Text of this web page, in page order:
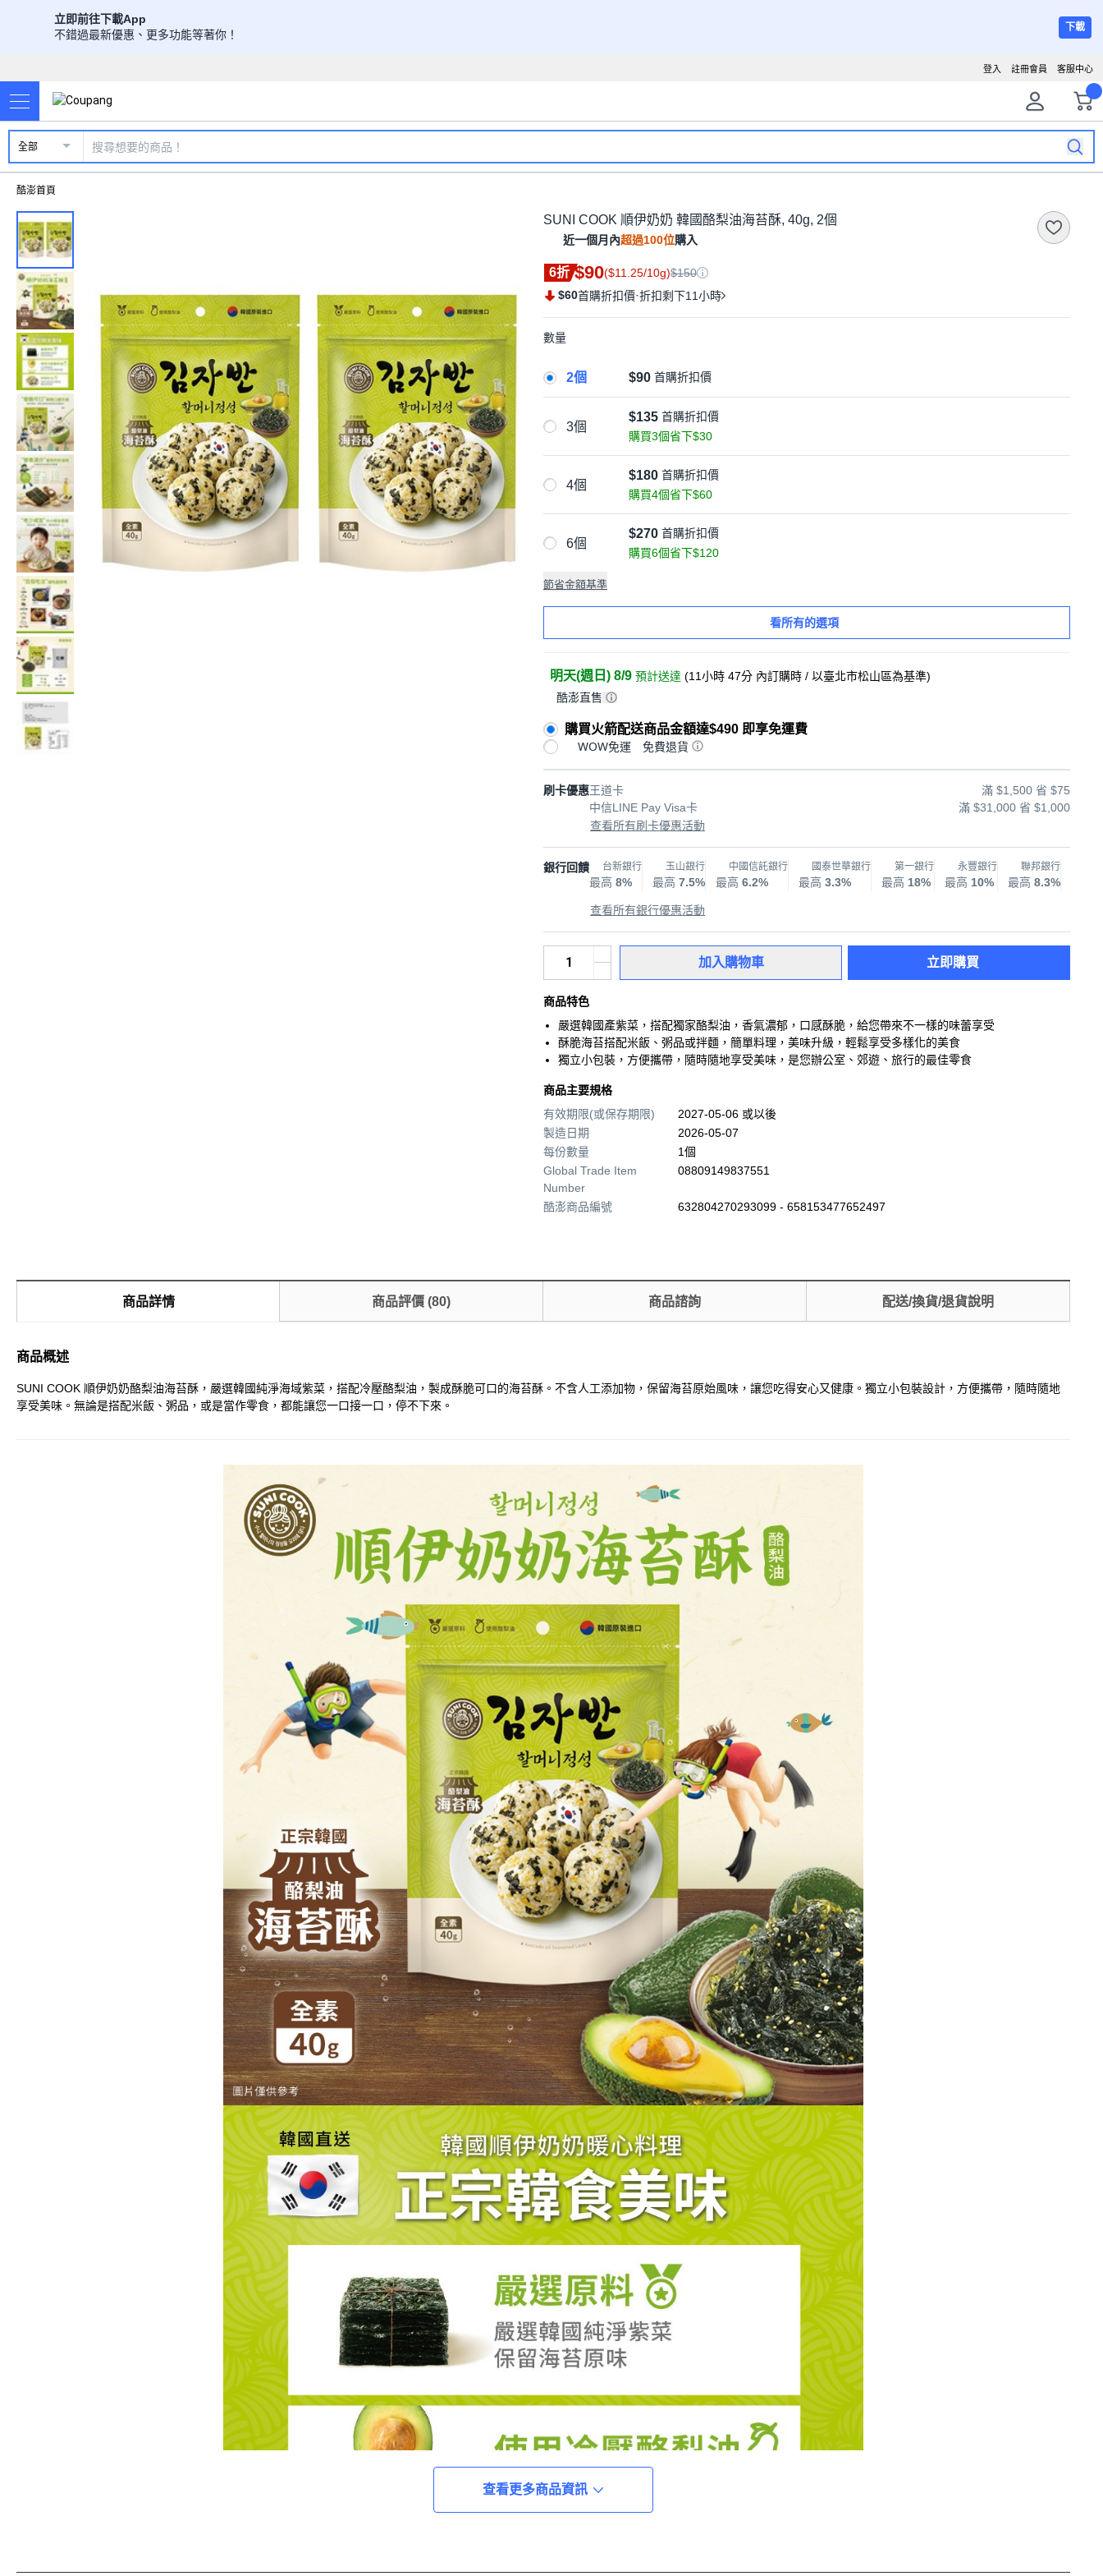
立即前往下載App
不錯過最新優惠、更多功能等著你！
下載
客服中心
註冊會員
登入
全部
酷澎首頁
SUNI COOK 順伊奶奶 韓國酪梨油海苔酥, 40g, 2個
近一個月內超過100位購入
6折 $90($11.25/10g)$150
$60首購折扣價·折扣剩下11小時
數量
2個 $90 首購折扣價
3個
$135 首購折扣價
購買3個省下$30
4個
$180 首購折扣價
購買4個省下$60
6個
$270 首購折扣價
購買6個省下$120
節省金額基準
看所有的選項
明天(週日) 8/9 預計送達 (11小時 47分 內訂購時 / 以臺北市松山區為基準)
酷澎直售
購買火箭配送商品金額達$490 即享免運費
WOW免運 免費退貨
刷卡優惠王道卡
滿 $1,500 省 $75
中信LINE Pay Visa卡
滿 $31,000 省 $1,000
查看所有刷卡優惠活動
銀行回饋 台新銀行
最高 8%
玉山銀行
最高 7.5%
中國信託銀行
最高 6.2%
國泰世華銀行
最高 3.3%
第一銀行
最高 18%
永豐銀行
最高 10%
聯邦銀行
最高 8.3%
查看所有銀行優惠活動
加入購物車 立即購買
商品特色
嚴選韓國產紫菜，搭配獨家酪梨油，香氣濃郁，口感酥脆，給您帶來不一樣的味蕾享受
酥脆海苔搭配米飯、粥品或拌麵，簡單料理，美味升級，輕鬆享受多樣化的美食
獨立小包裝，方便攜帶，隨時隨地享受美味，是您辦公室、郊遊、旅行的最佳零食
商品主要規格
有效期限(或保存期限)
2027-05-06 或以後
製造日期
2026-05-07
每份數量
1個
Global Trade Item
Number
08809149837551
酷澎商品編號 632804270293099 - 658153477652497
商品詳情 商品評價 (80) 商品諮詢 配送/換貨/退貨說明
商品概述
SUNI COOK 順伊奶奶酪梨油海苔酥，嚴選韓國純淨海域紫菜，搭配冷壓酪梨油，製成酥脆可口的海苔酥。不含人工添加物，保留海苔原始風味，讓您吃得安心又健康。獨立小包裝設計，方便攜帶，隨時隨地
享受美味。無論是搭配米飯、粥品，或是當作零食，都能讓您一口接一口，停不下來。
查看更多商品資訊